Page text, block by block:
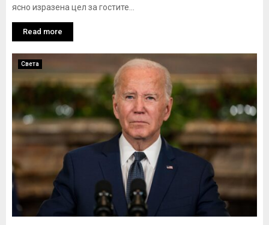
ясно изразена цел за гостите...
Read more
Света